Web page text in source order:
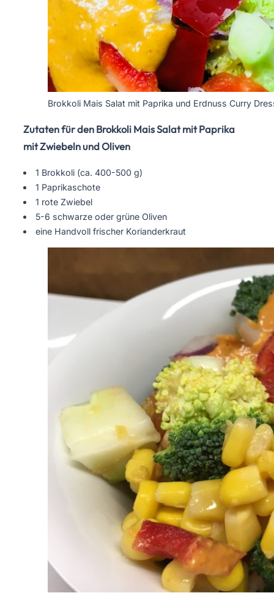
Brokkoli Mais Salat mit Paprika und Erdnuss Curry
Zutaten für den Brokkoli Mais Salat mit Paprika
mit Zwiebeln und Oliven
1 Brokkoli (ca. 400-500 g)
1 Paprikaschote
1 rote Zwiebel
5-6 schwarze oder grüne Oliven
eine Handvoll frischer Korianderkraut